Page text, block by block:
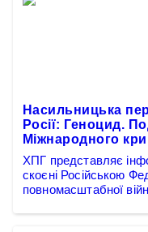
Насильницька
Росії: Геноцид.
Міжнародного
ХПГ представляє
скоєні Російською
повномасштабної